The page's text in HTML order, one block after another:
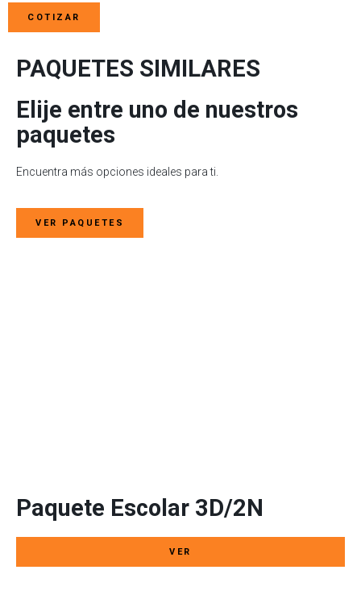
COTIZAR
PAQUETES SIMILARES
Elije entre uno de nuestros
paquetes​
Encuentra más opciones ideales para ti.
VER PAQUETES
Paquete Escolar 3D/2N
VER